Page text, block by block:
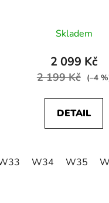
W42 W44 W46
Skladem
2 099 Kč
2 199 Kč (–4
DETAIL
W34 W35